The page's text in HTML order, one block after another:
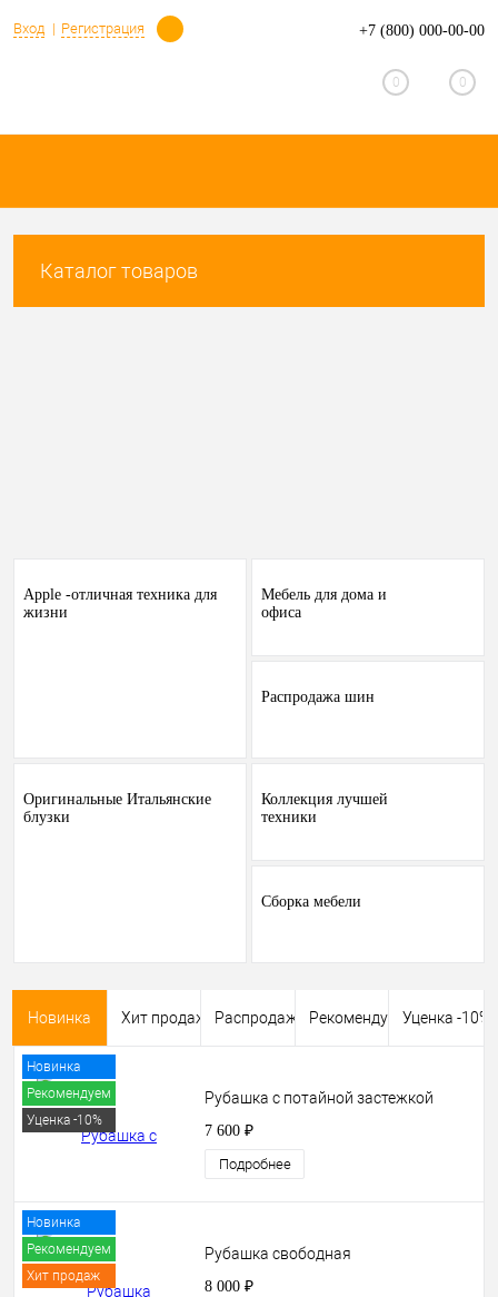
Вход Регистрация
Определение +7 (800) 000-00-00
0 0
Каталог товаров
Apple -отличная техника для
жизни
Мебель для дома и
офиса
Распродажа шин
Оригинальные Итальянские
блузки
Коллекция лучшей
техники
Сборка мебели
Новинка Хит продаж Распродажа РекомендуемУценка -10%
Новинка
Рекомендуем
Уценка -10%
Рубашка с потайной застежкой
7 600 ₽
Подробнее
Новинка
Рекомендуем
Хит продаж
Рубашка свободная
8 000 ₽